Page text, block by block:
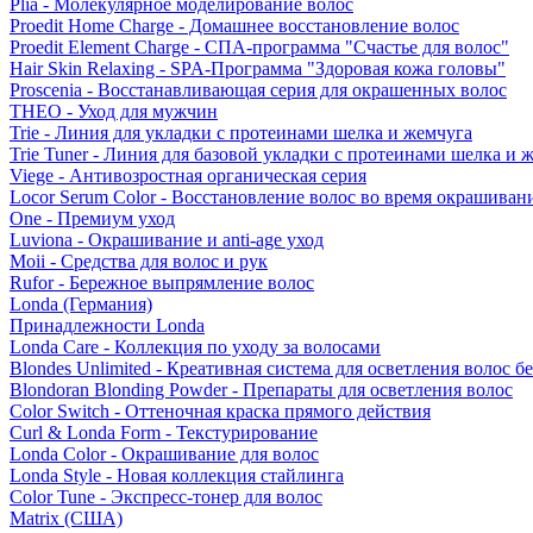
Plia - Молекулярное моделирование волос
Proedit Home Charge - Домашнее восстановление волос
Proedit Element Charge - СПА-программа "Счастье для волос"
Hair Skin Relaxing - SPA-Программа "Здоровая кожа головы"
Proscenia - Восстанавливающая серия для окрашенных волос
THEO - Уход для мужчин
Trie - Линия для укладки с протеинами шелка и жемчуга
Trie Tuner - Линия для базовой укладки с протеинами шелка и
Viege - Антивозростная органическая серия
Locor Serum Color - Восстановление волос во время
One - Премиум уход
Luviona - Окрашивание и anti-age уход
Moii - Средства для волос и рук
Rufor - Бережное выпрямление волос
Londa (Германия)
Принадлежности Londa
Londa Care - Коллекция по уходу за волосами
Blondes Unlimited - Креативная система для осветления волос
Blondoran Blonding Powder - Препараты для осветления волос
Color Switch - Оттеночная краска прямого действия
Curl & Londa Form - Текстурирование
Londa Color - Окрашивание для волос
Londa Style - Новая коллекция стайлинга
Color Tune - Экспресс-тонер для волос
Matrix (США)